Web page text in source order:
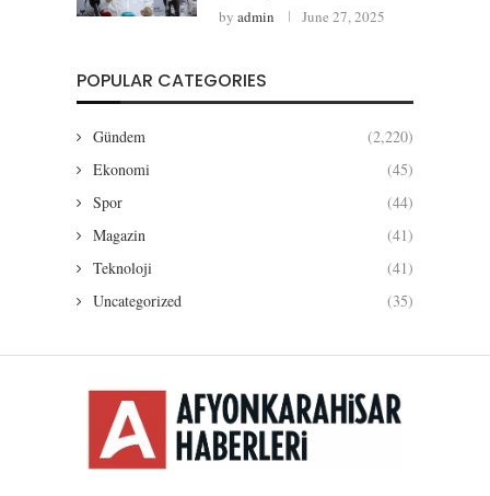
by admin June 27, 2025
POPULAR CATEGORIES
Gündem
(2,220)
Ekonomi
(45)
Spor
(44)
Magazin
(41)
Teknoloji
(41)
Uncategorized
(35)